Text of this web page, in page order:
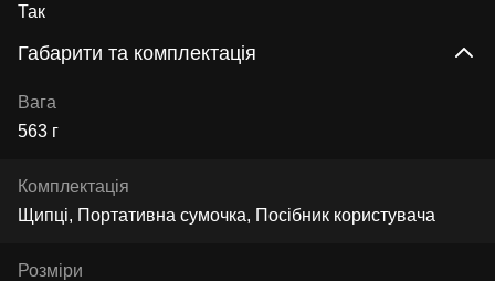
Так
Габарити та комплектація
Вага
563 г
Комплектація
Щипці, Портативна сумочка, Посібник користувача
Розміри